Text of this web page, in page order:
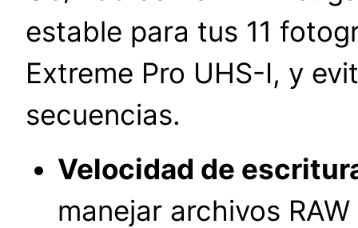
estable para tus 11
Extreme Pro UHS-I, y
secuencias.
Velocidad de
manejar archivos